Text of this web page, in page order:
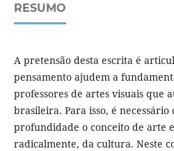
RESUMO
A pretensão desta escrita é
pensamento ajudem a
professores de artes visuais que
brasileira. Para isso, é
profundidade o conceito de arte
radicalmente, da cultura. Neste